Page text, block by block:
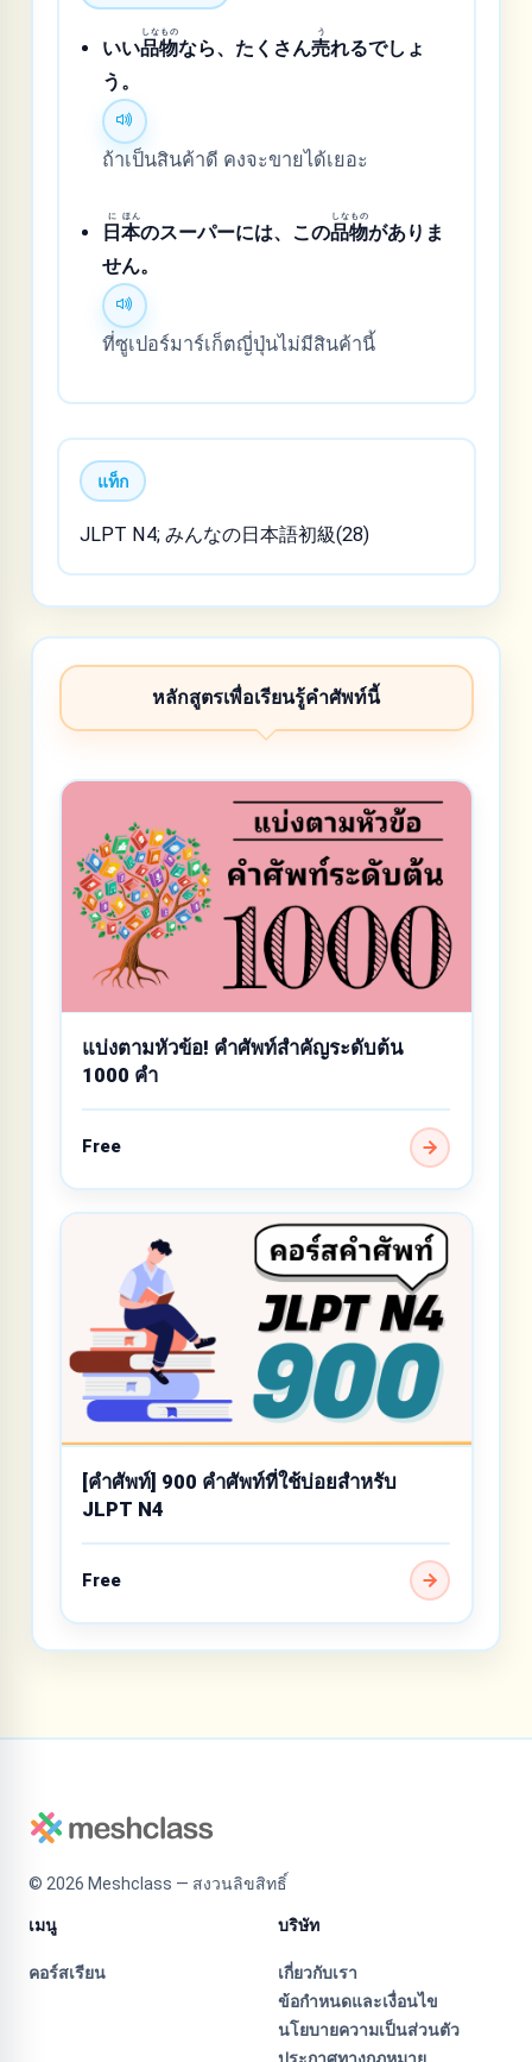
いい品
しな
物
もの
なら、たくさん売
う
れるでしょ
う。
ถ้าเป็นสินค้าดี คงจะขายได้เยอะ
日
に
本
ほん
のスーパーには、この品
しな
物
もの
がありま
せん。
ที่ซูเปอร์มาร์เก็ตญี่ปุ่นไม่มีสินค้านี้
แท็ก
JLPT N4; みんなの日本語初級(28)
หลักสูตรเพื่อเรียนรู้คำศัพท์นี้
แบ่งตามหัวข้อ! คำศัพท์สำคัญระดับต้น
1000 คำ
Free
[คำศัพท์] 900 คำศัพท์ที่ใช้บ่อยสำหรับ
JLPT N4
Free
© 2026 Meshclass — สงวนลิขสิทธิ์
เมนู
คอร์สเรียน
บริษัท
เกี่ยวกับเรา
ข้อกำหนดและเงื่อนไข
นโยบายความเป็นส่วนตัว
ประกาศทางกฎหมาย